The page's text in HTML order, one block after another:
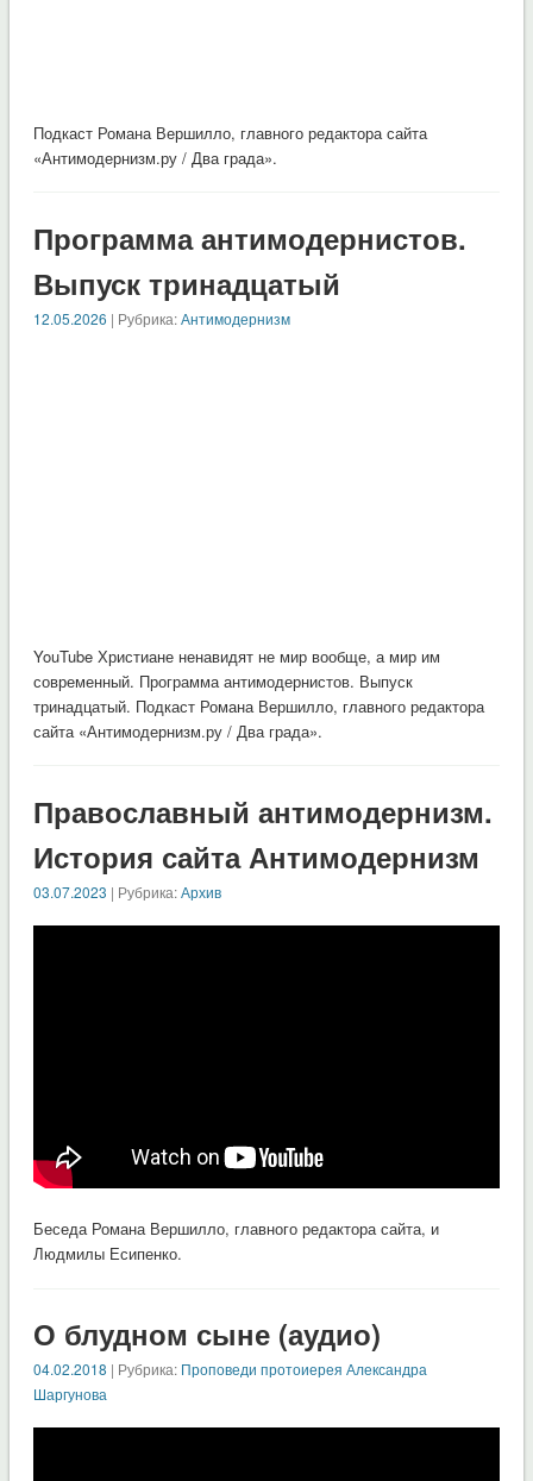
Подкаст Романа Вершилло, главного редактора сайта
«Антимодернизм.ру / Два града».
Программа антимодернистов.
Выпуск тринадцатый
12.05.2026 | Рубрика:Антимодернизм
YouTube Христиане ненавидят не мир вообще, а мир им
современный. Программа антимодернистов. Выпуск
тринадцатый. Подкаст Романа Вершилло, главного редактора
сайта «Антимодернизм.ру / Два града».
Православный антимодернизм.
История сайта Антимодернизм
03.07.2023 | Рубрика:Архив
Беседа Романа Вершилло, главного редактора сайта, и
Людмилы Есипенко.
О блудном сыне (аудио)
04.02.2018 | Рубрика: Проповеди протоиерея Александра
Шаргунова